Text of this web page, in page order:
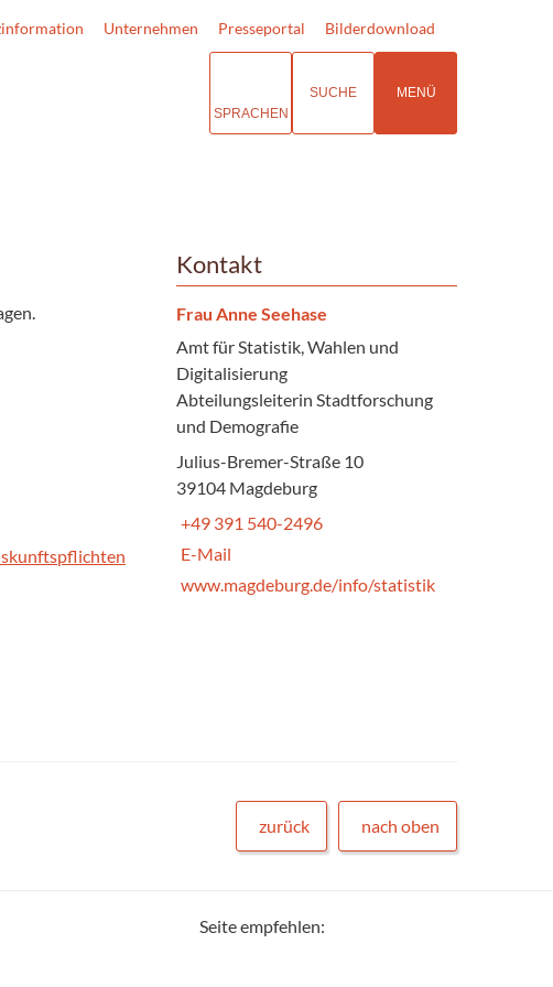
Unternehmen Presseportal Bilderdownload
SPRACHEN
SUCHE MENÜ
Kontakt
Frau Anne Seehase
Amt für Statistik, Wahlen und
Digitalisierung
Abteilungsleiterin Stadtforschung
und Demografie
Julius-Bremer-Straße 10
39104 Magdeburg
+49 391 540-2496
E-Mail
www.magdeburg.de/info/statistik
zurück nach oben
Seite empfehlen: